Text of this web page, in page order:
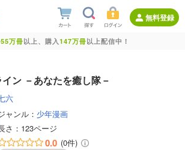
無料登録
55万冊以上、購入147万冊以上配信中！
ン －あなたを癒し隊－
六
ャンル： 少年漫画
さ： 123ページ
0.0 (0件)